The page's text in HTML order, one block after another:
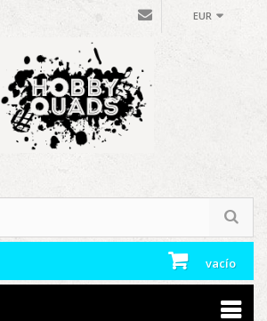
EUR
vacío